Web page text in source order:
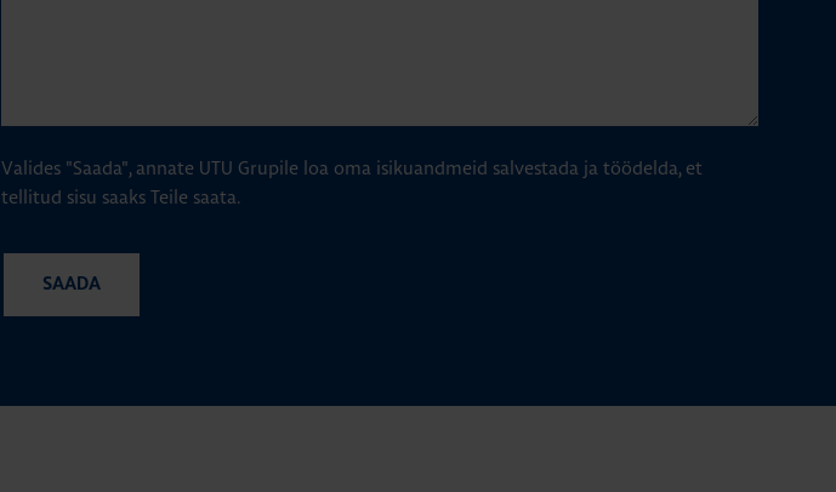
Valides "Saada", annate UTU Grupile loa oma isikuandmeid salvestada ja töödelda, et
tellitud sisu saaks Teile saata.